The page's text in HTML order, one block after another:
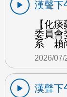
漢聲下
【化
委員會
系 賴
2026/07/
漢聲下